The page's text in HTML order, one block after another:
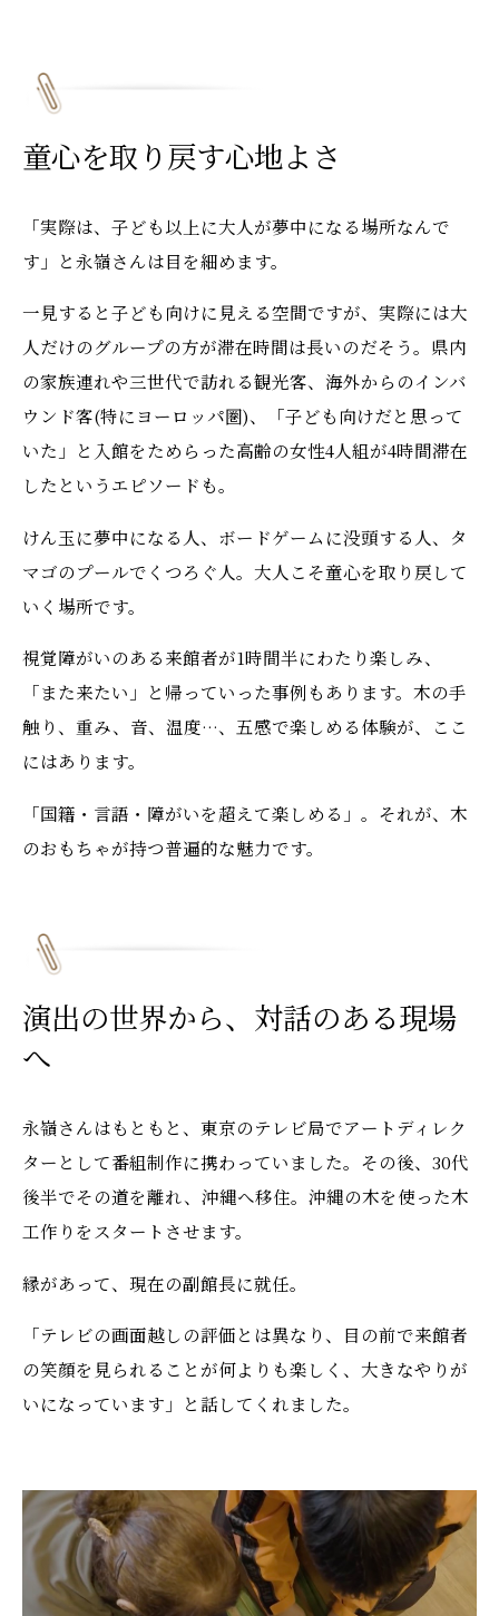
童心を取り戻す心地よさ
「実際は、子ども以上に大人が夢中になる場所なんで
す」と永嶺さんは目を細めます。
一見すると子ども向けに見える空間ですが、実際には大
人だけのグループの方が滞在時間は長いのだそう。県内
の家族連れや三世代で訪れる観光客、海外からのインバ
ウンド客(特にヨーロッパ圏)、「子ども向けだと思って
いた」と入館をためらった高齢の女性4人組が4時間滞在
したというエピソードも。
けん玉に夢中になる人、ボードゲームに没頭する人、タ
マゴのプールでくつろぐ人。大人こそ童心を取り戻して
いく場所です。
視覚障がいのある来館者が1時間半にわたり楽しみ、
「また来たい」と帰っていった事例もあります。木の手
触り、重み、音、温度…、五感で楽しめる体験が、ここ
にはあります。
「国籍・言語・障がいを超えて楽しめる」。それが、木
のおもちゃが持つ普遍的な魅力です。
演出の世界から、対話のある現場
へ
永嶺さんはもともと、東京のテレビ局でアートディレク
ターとして番組制作に携わっていました。その後、30代
後半でその道を離れ、沖縄へ移住。沖縄の木を使った木
工作りをスタートさせます。
縁があって、現在の副館長に就任。
「テレビの画面越しの評価とは異なり、目の前で来館者
の笑顔を見られることが何よりも楽しく、大きなやりが
いになっています」と話してくれました。